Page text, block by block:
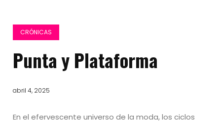
CRÓNICAS
Punta y Plataforma
abril 4, 2025
En el efervescente universo de la moda, los ciclos